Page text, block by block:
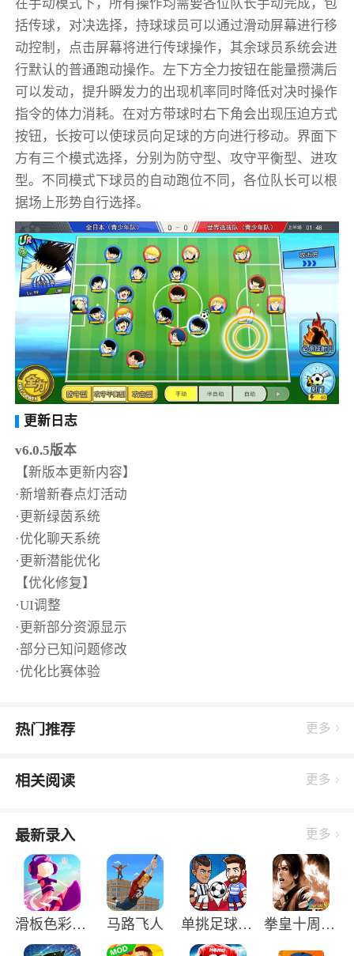
在手动模式下，所有操作均需要各位队长手动完成，包
括传球，对决选择，持球球员可以通过滑动屏幕进行移
动控制，点击屏幕将进行传球操作，其余球员系统会进
行默认的普通跑动操作。左下方全力按钮在能量攒满后
可以发动，提升瞬发力的出现机率同时降低对决时操作
指令的体力消耗。在对方带球时右下角会出现压迫方式
按钮，长按可以使球员向足球的方向进行移动。界面下
方有三个模式选择，分别为防守型、攻守平衡型、进攻
型。不同模式下球员的自动跑位不同，各位队长可以根
据场上形势自行选择。
更新日志
v6.0.5版本
【新版本更新内容】
·新增新春点灯活动
·更新绿茵系统
·优化聊天系统
·更新潜能优化
【优化修复】
·UI调整
·更新部分资源显示
·部分已知问题修改
·优化比赛体验
热门推荐 更多
相关阅读 更多
最新录入 更多
滑板色彩冲浪中文版 马路飞人 单挑足球正版手游 拳皇十周年纪念版